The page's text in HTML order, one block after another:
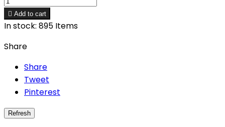
 Add to cart
In stock: 895 Items
Share
Share
Tweet
Pinterest